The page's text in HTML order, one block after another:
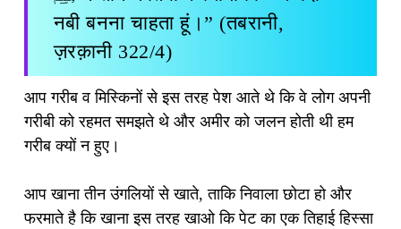
नबी बनना चाहता हूं।” (तबरानी,
ज़रक़ानी 322/4)
आप गरीब व मिस्किनों से इस तरह पेश आते थे कि वे लोग अपनी
गरीबी को रहमत समझते थे और अमीर को जलन होती थी हम
गरीब क्यों न हुए।
आप खाना तीन उंगलियों से खाते, ताकि निवाला छोटा हो और
फरमाते है कि खाना इस तरह खाओ कि पेट का एक तिहाई हिस्सा